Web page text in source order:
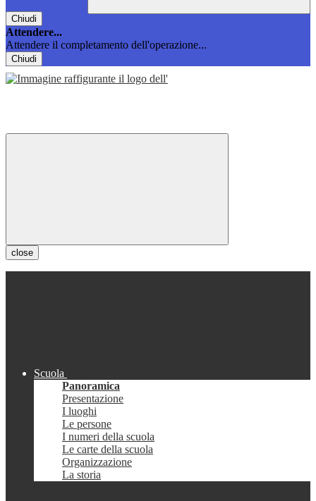
Chiudi
Attendere...
Attendere il completamento dell'operazione...
Chiudi
close
Scuola
Panoramica
Presentazione
I luoghi
Le persone
I numeri della scuola
Le carte della scuola
Organizzazione
La storia